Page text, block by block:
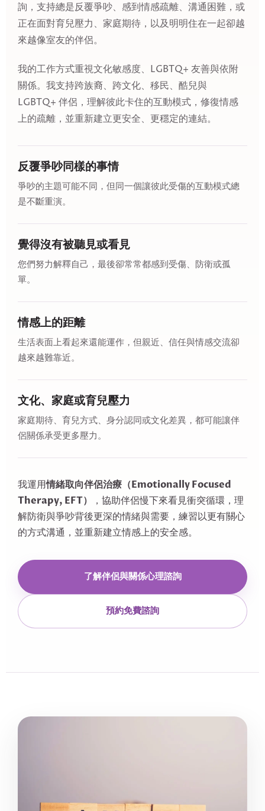
詢，支持總是反覆爭吵、感到情感疏離、溝通困難，或
正在面對育兒壓力、家庭期待，以及明明住在一起卻越
來越像室友的伴侶。
我的工作方式重視文化敏感度、LGBTQ+ 友善與依附
關係。我支持跨族裔、跨文化、移民、酷兒與
LGBTQ+ 伴侶，理解彼此卡住的互動模式，修復情感
上的疏離，並重新建立更安全、更穩定的連結。
反覆爭吵同樣的事情
爭吵的主題可能不同，但同一個讓彼此受傷的互動模式總
是不斷重演。
覺得沒有被聽見或看見
您們努力解釋自己，最後卻常常都感到受傷、防衛或孤
單。
情感上的距離
生活表面上看起來還能運作，但親近、信任與情感交流卻
越來越難靠近。
文化、家庭或育兒壓力
家庭期待、育兒方式、身分認同或文化差異，都可能讓伴
侶關係承受更多壓力。
我運用情緒取向伴侶治療（Emotionally Focused
Therapy, EFT）
，協助伴侶慢下來看見衝突循環，理
解防衛與爭吵背後更深的情緒與需要，練習以更有關心
的方式溝通，並重新建立情感上的安全感。
了解伴侶與關係心理諮詢
預約免費諮詢